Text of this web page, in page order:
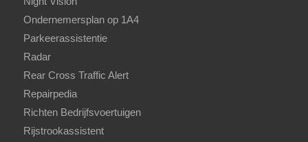
Ondernemersplan op 1A4
Parkeerassistentie
Radar
Rear Cross Traffic Alert
Repairpedia
Richten Bedrijfsvoertuigen
Rijstrookassistent